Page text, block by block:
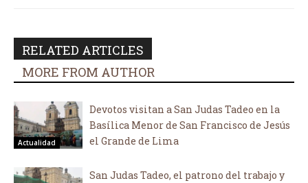
RELATED ARTICLES
MORE FROM AUTHOR
Actualidad
Devotos visitan a San Judas Tadeo en la
Basílica Menor de San Francisco de Jesús
el Grande de Lima
San Judas Tadeo, el patrono del trabajo y